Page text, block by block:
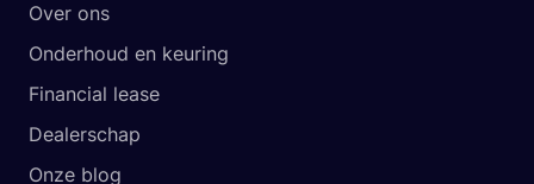
Over ons
Onderhoud en keuring
Financial lease
Dealerschap
Onze blog